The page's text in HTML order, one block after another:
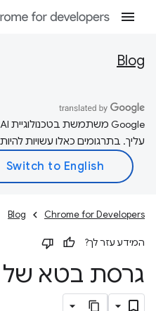
Blog
עליך. בתרגומים כאלו עשויות
Chrome for Developers
Blog
המידע עזר לך?
גרסת בטא של Chrome 111